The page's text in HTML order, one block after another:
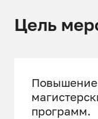
Цель
Повышение
программ.